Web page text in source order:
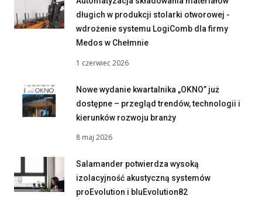
długich w produkcji stolarki otworowej -
wdrożenie systemu LogiComb dla firmy
Medos w Chełmnie
1 czerwiec 2026
Nowe wydanie kwartalnika „OKNO” już
dostępne – przegląd trendów, technologii i
kierunków rozwoju branży
8 maj 2026
Salamander potwierdza wysoką
izolacyjność akustyczną systemów
proEvolution i bluEvolution82